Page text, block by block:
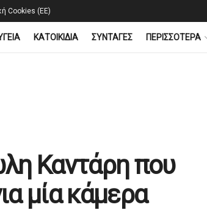
Cookies (ΕΕ)
ΚΑΤΟΙΚΙΔΙΑ ΣΥΝΤΑΓΕΣ ΠΕΡΙΣΣΟΤΕΡΑ
Καντάρη που
μία κάμερα